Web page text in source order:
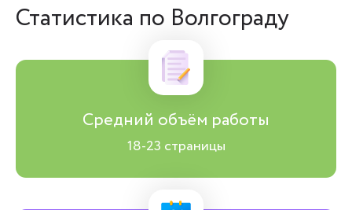
Статистика по Волгограду
Средний объём работы
18-23 страницы